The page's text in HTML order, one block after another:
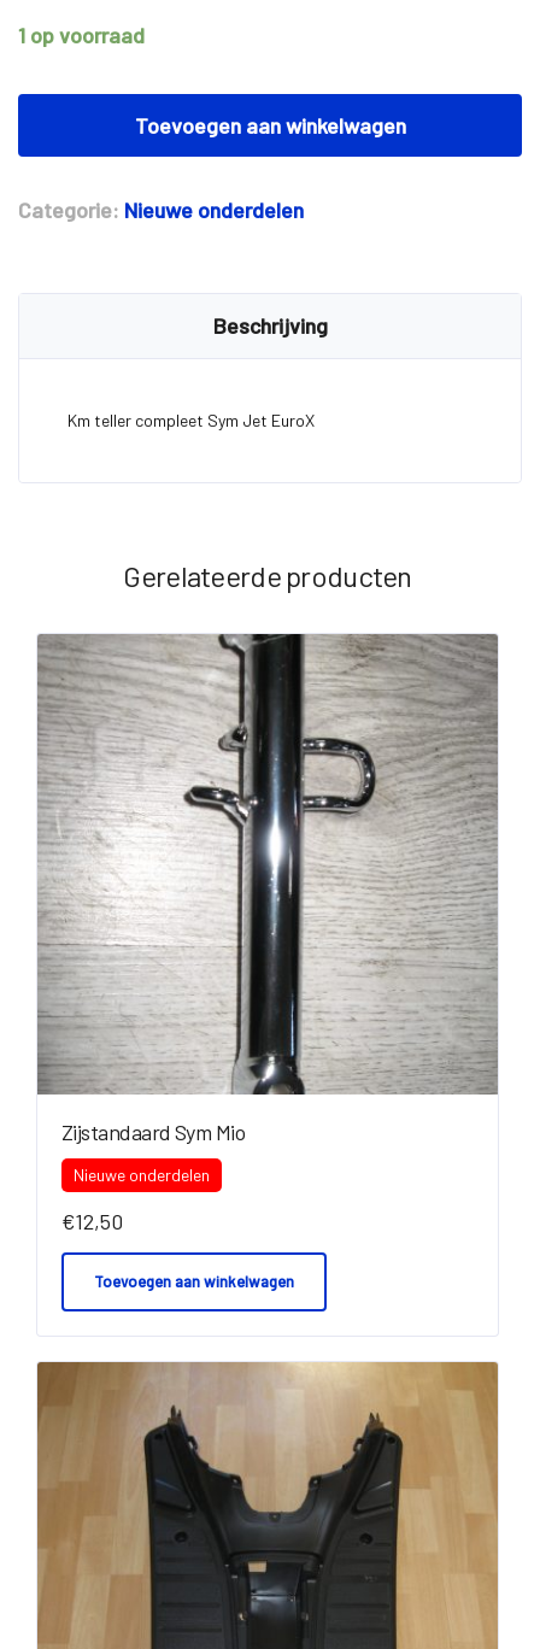
1 op voorraad
Km
compleet
EuroX
Toevoegen aan winkelwagen
Categorie: Nieuwe onderdelen
Beschrijving
Km teller compleet Sym Jet EuroX
Gerelateerde producten
Zijstandaard Sym Mio
Nieuwe onderdelen
€12,50
Toevoegen aan winkelwagen